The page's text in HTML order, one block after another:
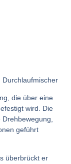
Durchlaufmischer
, die über eine
wird. Die
Drehbewegung
geführt
überbrückt er